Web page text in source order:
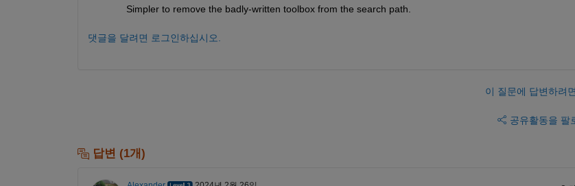
Simpler to remove the badly-written toolbox from the search path.
댓글을 달려면 로그인하십시오.
이 질문에 답변하려
공유활동을 팔
답변 (1개)